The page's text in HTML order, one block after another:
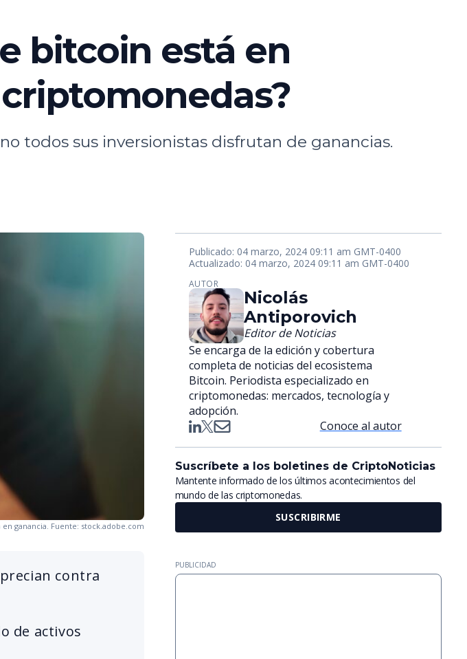
bitcoin está en
todos sus inversionistas disfrutan de ganancias.
ganancia. Fuente: stock.adobe.com
contra
de activos
Publicado: 04 marzo, 2024 09:11 am GMT-0400
Actualizado: 04 marzo, 2024 09:11 am GMT-0400
AUTOR
Nicolás
Antiporovich
Editor de Noticias
Se encarga de la edición y cobertura
completa de noticias del ecosistema
Bitcoin. Periodista especializado en
criptomonedas: mercados, tecnología y
adopción.
Conoce al autor
Suscríbete a los boletines de CriptoNoticias
Mantente informado de los últimos acontecimientos del
mundo de las criptomonedas.
SUSCRIBIRME
PUBLICIDAD